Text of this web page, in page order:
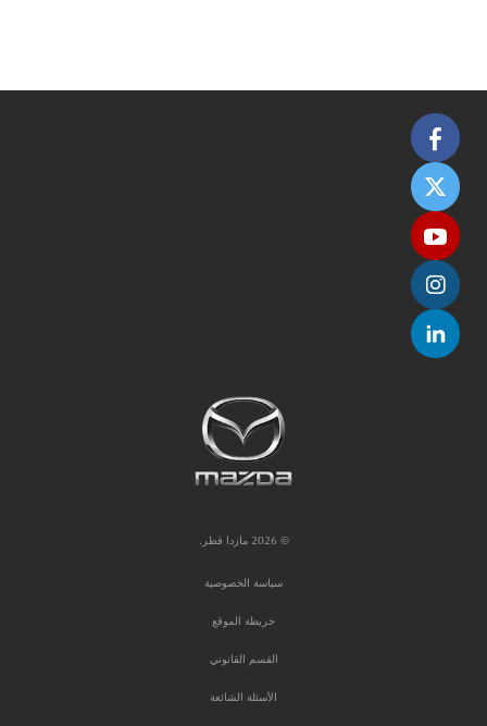
© 2026 مازدا قطر.
سياسة الخصوصية
خريطة الموقع
القسم القانوني
الأسئلة الشائعة